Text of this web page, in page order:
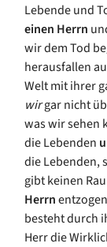
Lebende und
einen Herrn
wir dem Tod
herausfallen
Welt mit ihrer
wirgar nicht
was wir sehen
die Lebenden
die Lebenden,
gibt keinen
Herrn
besteht durch
Herr die